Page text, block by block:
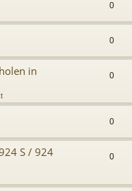
0
0
in
0
0
S / 924
0